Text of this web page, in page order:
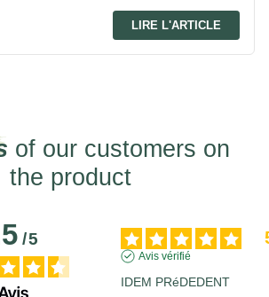
LIRE L'ARTICLE
of our customers on
the product
/5
Avis vérifié
IDEM PRéDEDENT